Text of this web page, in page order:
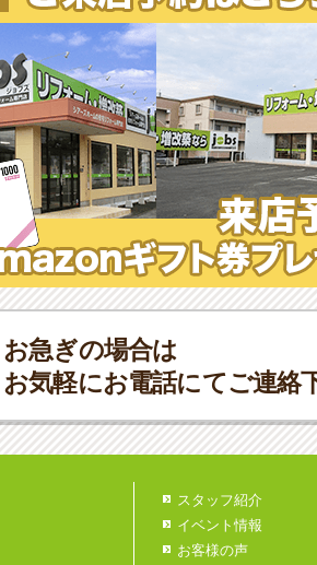
お急ぎの場合は
お気軽にお電話にてご連絡
スタッフ紹介
イベント情報
お客様の声